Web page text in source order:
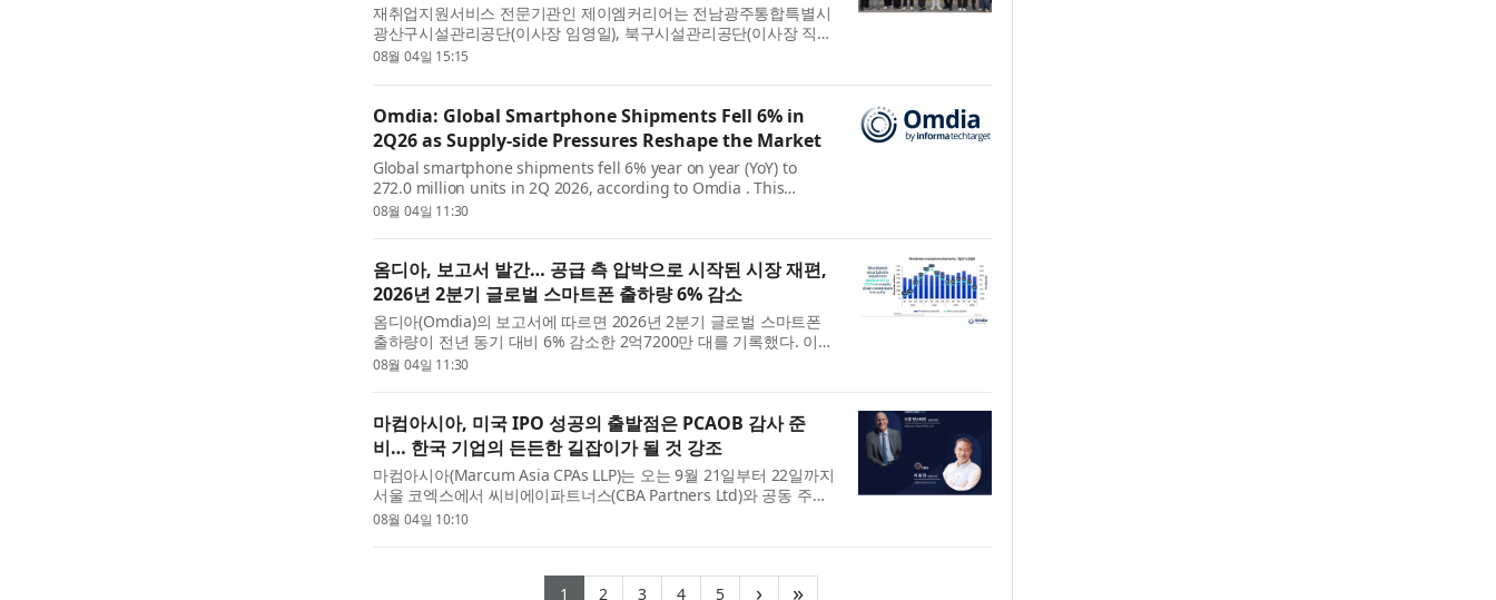
재취업지원서비스 전문기관인 제이엠커리어는 전남광주통합특별시
광산구시설관리공단(이사장 임영일), 북구시설관리공단(이사장 직무
대리 이옥춘)과 ‘재취업지원서비스 공동컨설팅 업무협약(MOU)’을 체
08월 04일 15:15
Omdia: Global Smartphone Shipments Fell 6% in
2Q26 as Supply-side Pressures Reshape the Market
Global smartphone shipments fell 6% year on year (YoY) to
272.0 million units in 2Q 2026, according to Omdia . This
follows the front-loaded demand seen in 1Q26 which gave way
08월 04일 11:30
옴디아, 보고서 발간… 공급 측 압박으로 시작된 시장 재편,
2026년 2분기 글로벌 스마트폰 출하량 6% 감소
옴디아(Omdia)의 보고서에 따르면 2026년 2분기 글로벌 스마트폰
출하량이 전년 동기 대비 6% 감소한 2억7200만 대를 기록했다. 이는
2026년 1분기에 나타났던 선수요 효과가 메모리 비용 사이클의 조정
08월 04일 11:30
마컴아시아, 미국 IPO 성공의 출발점은 PCAOB 감사 준
비… 한국 기업의 든든한 길잡이가 될 것 강조
마컴아시아(Marcum Asia CPAs LLP)는 오는 9월 21일부터 22일까지
서울 코엑스에서 씨비에이파트너스(CBA Partners Ltd)와 공동 주최
하는 ‘GoIPO 나스닥 세미나 2026(GoIPO Nasdaq Seminar 2026)’을
08월 04일 10:10
1 (current)
2(current)
3(current)
4(current)
5(current)
› »